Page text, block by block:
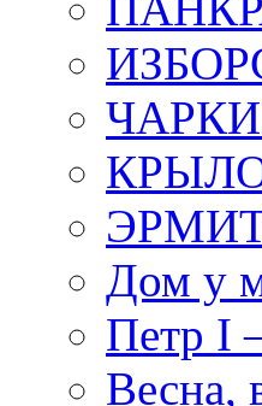
Дом у
Петр I
Весна,